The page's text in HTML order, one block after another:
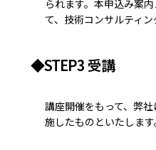
られます。本申込み案
て、技術コンサルティン
◆STEP3 受講
講座開催をもって、弊
施したものといたします